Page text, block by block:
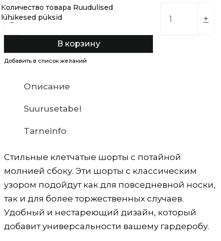
-
Количество товара Ruudulised
lühikesed püksid
+
В корзину
Добавить в список желаний
Описание
Suurusetabel
Tarneinfo
Стильные клетчатые шорты с потайной
молнией сбоку. Эти шорты с классическим
узором подойдут как для повседневной носки,
так и для более торжественных случаев.
Удобный и нестареющий дизайн, который
добавит универсальности вашему гардеробу.